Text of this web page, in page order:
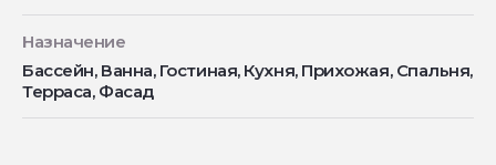
Назначение
Бассейн, Ванна, Гостиная, Кухня, Прихожая, Спальня,
Терраса, Фасад